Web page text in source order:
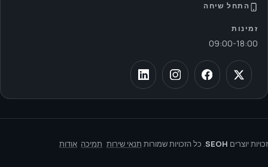
התחל שיחה
זמינות
09:00-18:00
זכויות יוצרים SEOH. כל הזכויות שמורות תנאי שירות תמיכה אודות